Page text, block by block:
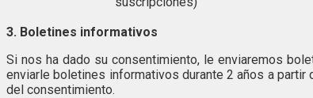
3. Boletines informativos
Si nos ha dado su consentimiento, le enviaremos
enviarle boletines informativos durante 2 años a
del consentimiento.